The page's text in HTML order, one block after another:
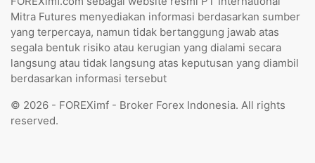
Mitra Futures menyediakan informasi berdasarkan sumber
yang terpercaya, namun tidak bertanggung jawab atas
segala bentuk risiko atau kerugian yang dialami secara
langsung atau tidak langsung atas keputusan yang diambil
berdasarkan informasi tersebut
© 2026 - FOREXimf - Broker Forex Indonesia. All rights
reserved.